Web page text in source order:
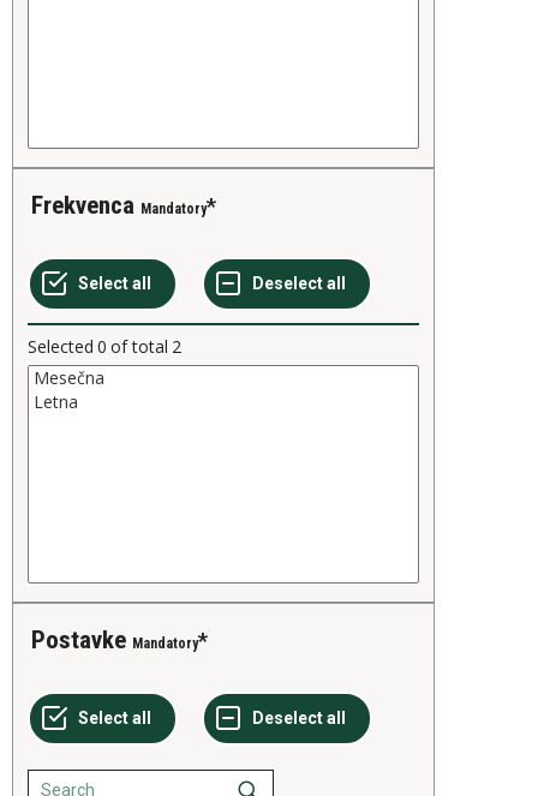
Frekvenca Mandatory
Selected 0 of total 2
Postavke Mandatory